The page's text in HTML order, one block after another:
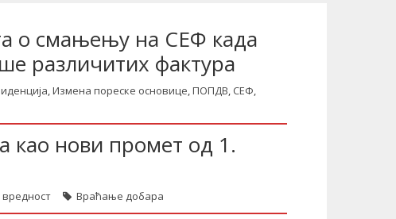
о смањењу на СЕФ када
различитих фактура
,Измена пореске основице,ПОПДВ, СЕФ,
као нови промет од 1.
Враћање добара